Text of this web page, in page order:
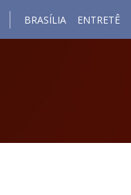
BRASÍLIA ENTRETÊ